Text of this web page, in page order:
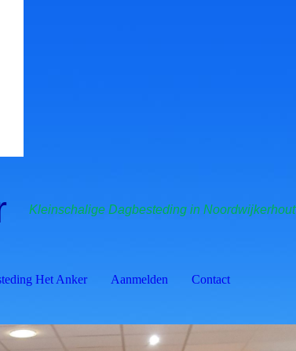
Kleinschalige Dagbesteding in Noordwijkerhout
Het Anker Aanmelden Contact